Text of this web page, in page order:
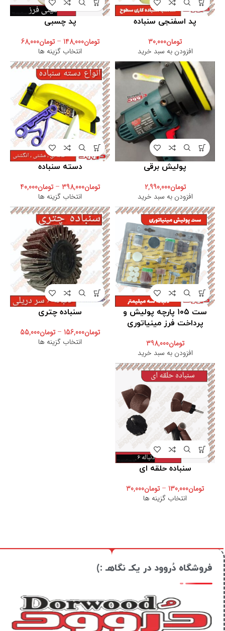
پد اسفنجی سنباده
تومان30,000
افزودن به سبد خرید
پد چسبی
تومان148,000
– تومان68,000
انتخاب گزینه ها
پولیش برقی
تومان2,990,000
افزودن به سبد خرید
دسته سنباده
تومان398,000
– تومان40,000
انتخاب گزینه ها
ست ۱۰۵ پارچه پولیش و
پرداخت فرز مینیاتوری
تومان398,000
افزودن به سبد خرید
سنباده چتری
تومان156,000
– تومان55,000
انتخاب گزینه ها
سنباده حلقه ای
تومان130,000
– تومان30,000
انتخاب گزینه ها
فروشگاه دُروود در یکـ نگاهـ :)